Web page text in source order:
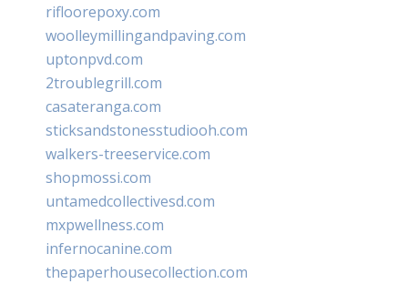
rifloorepoxy.com
woolleymillingandpaving.com
uptonpvd.com
2troublegrill.com
casateranga.com
sticksandstonesstudiooh.com
walkers-treeservice.com
shopmossi.com
untamedcollectivesd.com
mxpwellness.com
infernocanine.com
thepaperhousecollection.com